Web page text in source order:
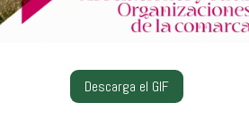
Descarga el GIF